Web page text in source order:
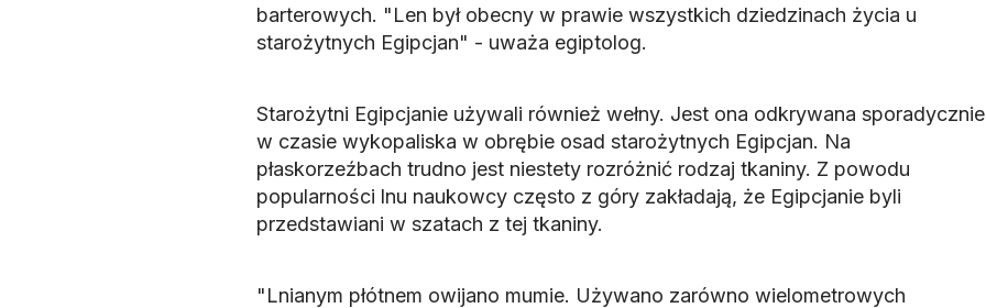
barterowych. "Len był obecny w prawie wszystkich dziedzinach życia u
starożytnych Egipcjan" - uważa egiptolog.
Starożytni Egipcjanie używali również wełny. Jest ona odkrywana sporadycznie
w czasie wykopaliska w obrębie osad starożytnych Egipcjan. Na
płaskorzeźbach trudno jest niestety rozróżnić rodzaj tkaniny. Z powodu
popularności lnu naukowcy często z góry zakładają, że Egipcjanie byli
przedstawiani w szatach z tej tkaniny.
"Lnianym płótnem owijano mumie. Używano zarówno wielometrowych